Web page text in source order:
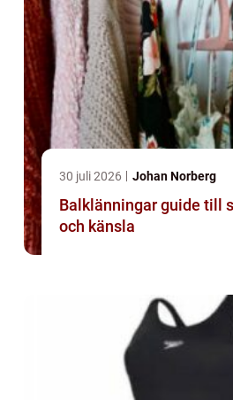
30 juli 2026 Johan Norberg
Balklänningar guide till stil, passform
och känsla